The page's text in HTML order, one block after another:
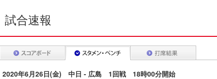
試合速報
2020年6月26日(金) 中日 - 広島 1回戦 18時00分開始